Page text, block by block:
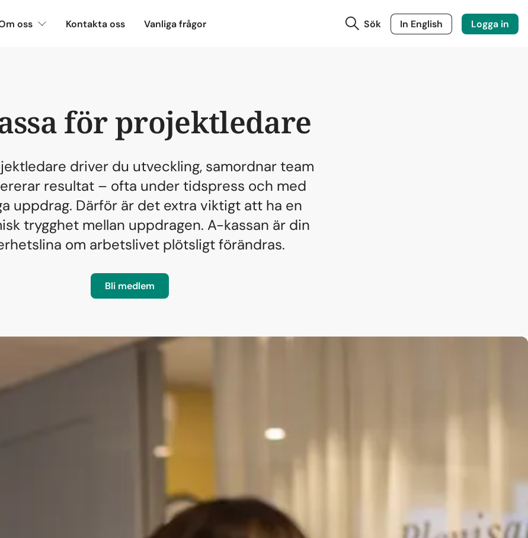
oss Kontakta oss Vanliga frågor Sök In English Logga in
för projektledare
driver du utveckling, samordnar team
resultat – ofta under tidspress och med
uppdrag. Därför är det extra viktigt att ha en
trygghet mellan uppdragen. A-kassan är din
om arbetslivet plötsligt förändras.
Bli medlem
A-kassan – din viktigaste
försäkring
A-kassan ger ett grundskydd om du skulle bli arbetslös. Bostad, mat, mobil
utan också bästa möjliga service, stöd i hela ansökningsprocessen och
punktliga utbetalningar. Vi finns här för att hjälpa dig – från första dagen du
blir arbetslös till du är tillbaka i arbete.